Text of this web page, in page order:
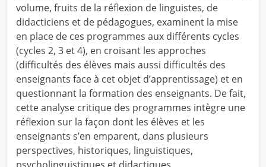
volume, fruits de la réflexion de linguistes, de
didacticiens et de pédagogues, examinent la mise
en place de ces programmes aux différents cycles
(cycles 2, 3 et 4), en croisant les approches
(difficultés des élèves mais aussi difficultés des
enseignants face à cet objet d’apprentissage) et en
questionnant la formation des enseignants. De fait,
cette analyse critique des programmes intègre une
réflexion sur la façon dont les élèves et les
enseignants s’en emparent, dans plusieurs
perspectives, historiques, linguistiques,